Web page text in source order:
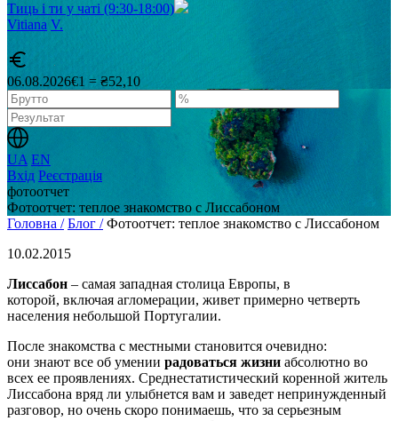
Тиць і ти у чаті (9:30-18:00)
Vitiana V.
06.08.2026€1 = ₴52,10
UA EN
Вхід Реєстрація
фотоотчет
Фотоотчет: теплое знакомство с Лиссабоном
Головна / Блог / Фотоотчет: теплое знакомство с Лиссабоном
10.02.2015
Лиссабон – самая западная столица Европы, в
которой, включая агломерации, живет примерно четверть
населения небольшой Португалии.
После знакомства с местными становится очевидно:
они знают все об умении радоваться жизни абсолютно во
всех ее проявлениях. Среднестатистический коренной житель
Лиссабона вряд ли улыбнется вам и заведет непринужденный
разговор, но очень скоро понимаешь, что за серьезным